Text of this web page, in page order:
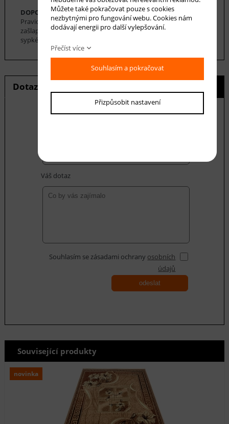
DOPORUČENÁ ÚDRŽBA:
Pravidelné vysávání nečistot z koberce, aby se zabránilo jejich
zašlapání do koberce. Pro hloubkové čištění je možné použít
sypké čističe koberců. Koberec se nesmí namáčet.
Dotaz na produkt
Váš dotaz
Souhlasím se zásadami ochrany osobních
údajů
odeslat
Související produkty
novinka
Můžete také pokračovat pouze s cookies
nezbytnými pro fungování webu. Cookies nám
dodávají energii pro další vylepšování.
Přečíst více
Souhlasím a pokračovat
Přizpůsobit nastavení